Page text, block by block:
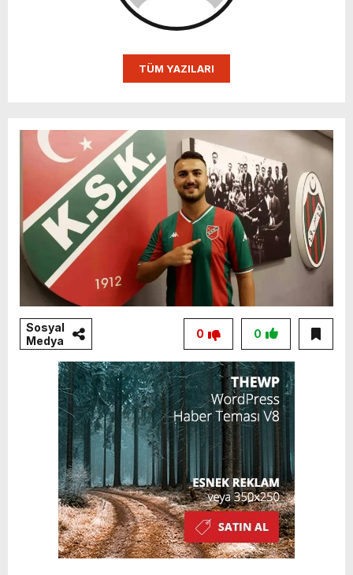
TÜM YAZILARI
Sosyal
Medya
0
0